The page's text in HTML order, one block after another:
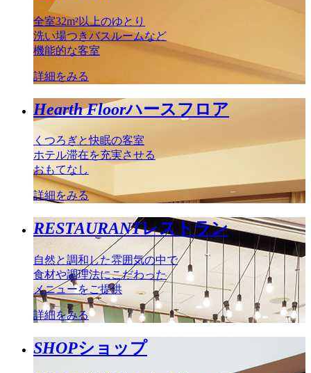
全室32m²以上のゆとり
洗い場つきバスルームなど
機能的な客室
詳細をみる
Hearth Floorハースフロア
くつろぎと快眠の客室
ホテル滞在を充実させる
おもてなし
詳細をみる
RESTAURANTレストラン
自然と調和した雰囲気の中で
食材や調理法にこだわった
メニューをご提供
詳細をみる
SHOPショップ